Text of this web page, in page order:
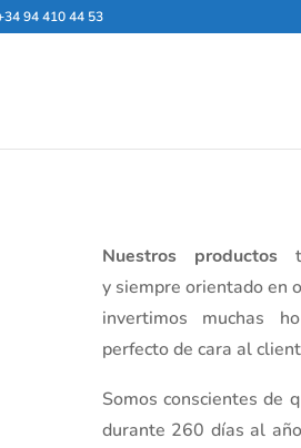
94 410 44 53
Nuestros productos
y siempre orientado en
invertimos muchas
perfecto de cara al
Somos conscientes de
durante 260 días al